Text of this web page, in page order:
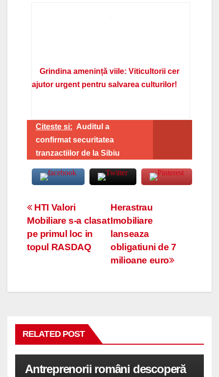
Grindina amenință viile: Viticultorii cer
ajutor urgent pentru salvarea culturilor!
Citeste si: Auditul a
confirmat securitatea
tranzactiilor de la Sibiu
Navigare
în
articole
Herastrau
Imobiliare
lanseaza
obligatiuni de 7
milioane euro
HTI Valori
Mobiliare s-a clasat
pe primul loc in
topul RASDAQ
RELATED POST
Antreprenorii români descoperă